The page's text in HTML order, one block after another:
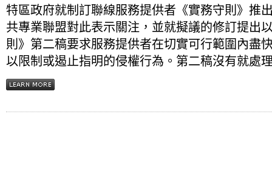
特區政府就制訂聯線服務提供者《實務守則》推
共專業聯盟對此表示關注，並就擬議的修訂提出
則》第二稿要求服務提供者在切實可行範圍內盡
以限制或遏止指明的侵權行為。第二稿沒有就處